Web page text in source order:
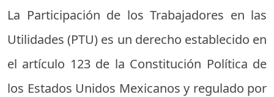
La Participación de los Trabajadores en las
Utilidades (PTU) es un derecho establecido en
el artículo 123 de la Constitución Política de
los Estados Unidos Mexicanos y regulado por